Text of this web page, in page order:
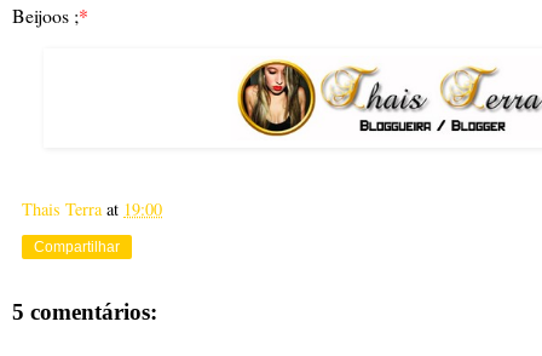
Beijoos ;*
Thais Terra at 19:00
Compartilhar
5 comentários: